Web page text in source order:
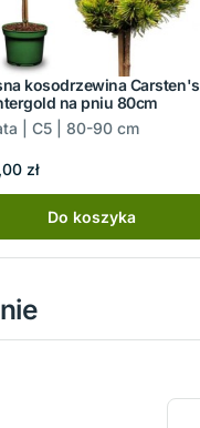
kosodrzewina Carsten's
na pniu 80cm
| C5 | 80-90 cm
zł
Do koszyka